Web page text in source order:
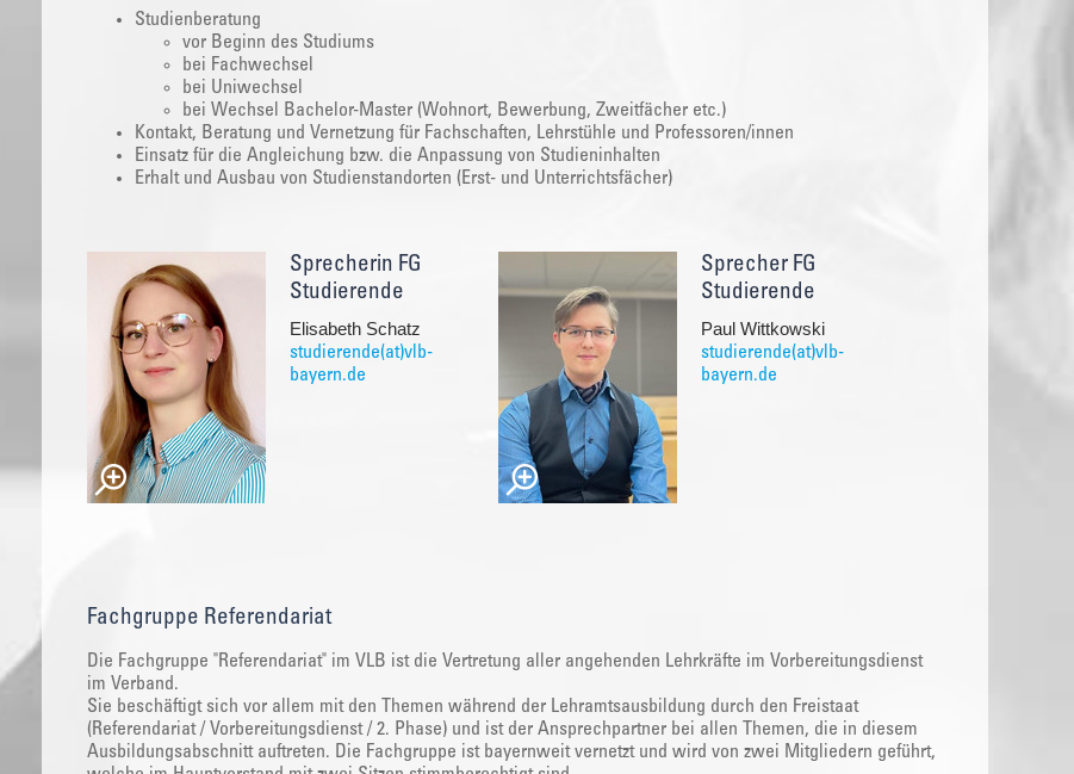
Studienberatung
vor Beginn des Studiums
bei Fachwechsel
bei Uniwechsel
bei Wechsel Bachelor-Master (Wohnort, Bewerbung, Zweitfächer etc.)
Kontakt, Beratung und Vernetzung für Fachschaften, Lehrstühle und Professoren/innen
Einsatz für die Angleichung bzw. die Anpassung von Studieninhalten
Erhalt und Ausbau von Studienstandorten (Erst- und Unterrichtsfächer)
Sprecherin FG
Studierende
Elisabeth Schatz
studierende(at)vlb-
bayern.de
Sprecher FG
Studierende
Paul Wittkowski
studierende(at)vlb-
bayern.de
Fachgruppe Referendariat
Die Fachgruppe "Referendariat" im VLB ist die Vertretung aller angehenden Lehrkräfte im Vorbereitungsdienst
im Verband.
Sie beschäftigt sich vor allem mit den Themen während der Lehramtsausbildung durch den Freistaat
(Referendariat / Vorbereitungsdienst / 2. Phase) und ist der Ansprechpartner bei allen Themen, die in diesem
Ausbildungsabschnitt auftreten. Die Fachgruppe ist bayernweit vernetzt und wird von zwei Mitgliedern geführt,